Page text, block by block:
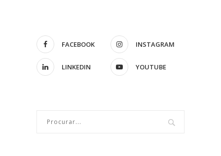
FACEBOOK INSTAGRAM
LINKEDIN YOUTUBE